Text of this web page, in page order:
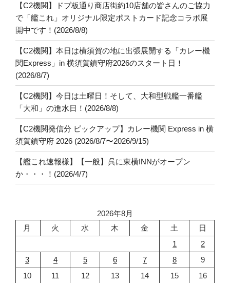
【C2機関】ドブ板通り商店街約10店舗の皆さんのご協力
で「艦これ」オリジナル限定ポストカード記念コラボ展
開中です！(2026/8/8)
【C2機関】本日は横須賀の地に出張展開する「カレー機
関Express」in 横須賀鎮守府2026のスタート日！
(2026/8/7)
【C2機関】今日は土曜日！そして、大和型戦艦一番艦
「大和」の進水日！(2026/8/8)
【C2機関発信分 ピックアップ】カレー機関 Express in 横
須賀鎮守府 2026 (2026/8/7〜2026/9/15)
【艦これ速報様】【一般】呉に東横INNがオープン
か・・・！(2026/4/7)
2026年8月
月
火 水 木 金 土
日
1
2
3
4 5 6 7 8
9
10
11 12 13 14 15
16